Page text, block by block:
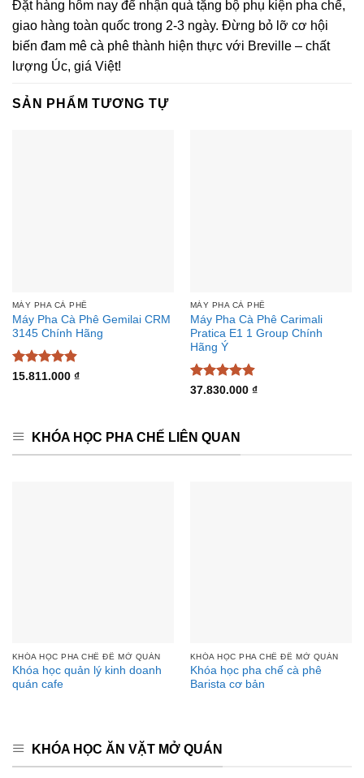
Đặt hàng hôm nay để nhận quà tặng bộ phụ kiện pha chế,
giao hàng toàn quốc trong 2-3 ngày. Đừng bỏ lỡ cơ hội
biến đam mê cà phê thành hiện thực với Breville – chất
lượng Úc, giá Việt!
SẢN PHẨM TƯƠNG TỰ
MÁY PHA CÀ PHÊ
Máy Pha Cà Phê Gemilai CRM
3145 Chính Hãng
Được xếp
15.811.000 ₫
MÁY PHA CÀ PHÊ
Máy Pha Cà Phê Carimali
Pratica E1 1 Group Chính
Hãng Ý
Được xếp
37.830.000 ₫
KHÓA HỌC PHA CHẾ LIÊN QUAN
KHÓA HỌC PHA CHẾ ĐỂ MỞ QUÁN
Khóa học quản lý kinh doanh
quán cafe
KHÓA HỌC PHA CHẾ ĐỂ MỞ QUÁN
Khóa học pha chế cà phê
Barista cơ bản
KHÓA HỌC ĂN VẶT MỞ QUÁN